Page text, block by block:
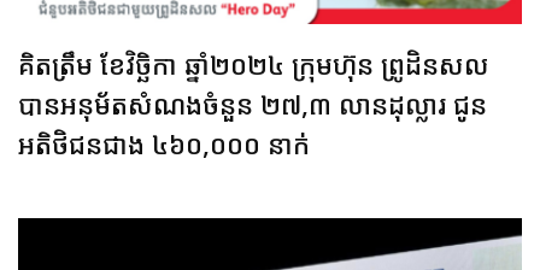
គិតត្រឹម ខែវិច្ឆិកា ឆ្នាំ២០២៤ ក្រុមហ៊ុន ព្រូដិនសល
បានអនុម័តសំណងចំនួន ២៧,៣ លានដុល្លារ ជូន
អតិថិជនជាង ៤៦០,០០០ នាក់